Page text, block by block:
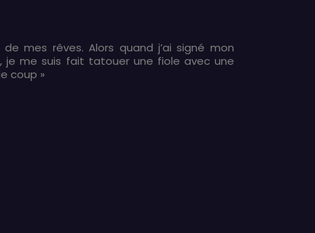
mes rêves. Alors quand j’ai signé mon
je me suis fait tatouer une fiole avec une
coup »